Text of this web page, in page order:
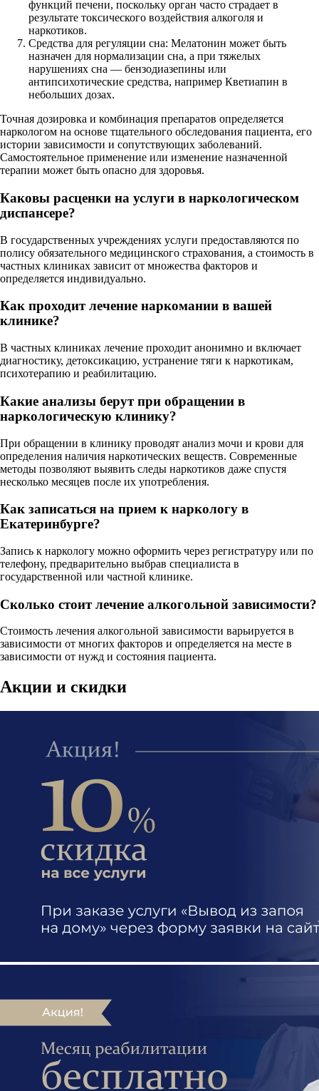
функций печени, поскольку орган часто страдает в
результате токсического воздействия алкоголя и
наркотиков.
Средства для регуляции сна: Мелатонин может быть
назначен для нормализации сна, а при тяжелых
нарушениях сна — бензодиазепины или
антипсихотические средства, например Кветиапин в
небольших дозах.
Точная дозировка и комбинация препаратов определяется
наркологом на основе тщательного обследования пациента, его
истории зависимости и сопутствующих заболеваний.
Самостоятельное применение или изменение назначенной
терапии может быть опасно для здоровья.
Каковы расценки на услуги в наркологическом
диспансере?
В государственных учреждениях услуги предоставляются по
полису обязательного медицинского страхования, а стоимость в
частных клиниках зависит от множества факторов и
определяется индивидуально.
Как проходит лечение наркомании в вашей
клинике?
В частных клиниках лечение проходит анонимно и включает
диагностику, детоксикацию, устранение тяги к наркотикам,
психотерапию и реабилитацию.
Какие анализы берут при обращении в
наркологическую клинику?
При обращении в клинику проводят анализ мочи и крови для
определения наличия наркотических веществ. Современные
методы позволяют выявить следы наркотиков даже спустя
несколько месяцев после их употребления.
Как записаться на прием к наркологу в
Екатеринбурге?
Запись к наркологу можно оформить через регистратуру или по
телефону, предварительно выбрав специалиста в
государственной или частной клинике.
Сколько стоит лечение алкогольной зависимости?
Стоимость лечения алкогольной зависимости варьируется в
зависимости от многих факторов и определяется на месте в
зависимости от нужд и состояния пациента.
Акции и скидки